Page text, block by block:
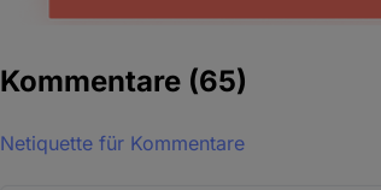
Kommentare (65)
Netiquette für Kommentare